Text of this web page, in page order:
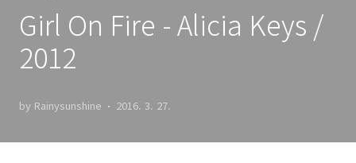
Girl On Fire - Alicia Keys /
2012
by Rainysunshine 2016. 3. 27.